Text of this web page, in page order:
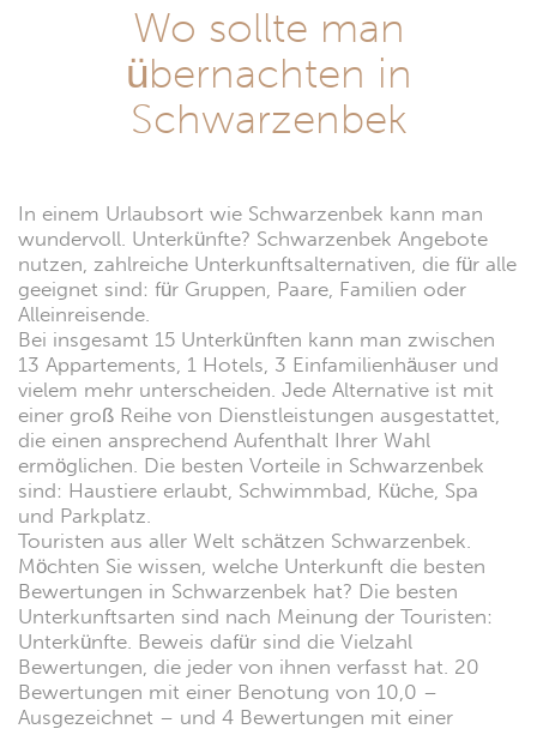
Wo sollte man
übernachten in
Schwarzenbek
In einem Urlaubsort wie Schwarzenbek kann man
wundervoll. Unterkünfte? Schwarzenbek Angebote
nutzen, zahlreiche Unterkunftsalternativen, die für alle
geeignet sind: für Gruppen, Paare, Familien oder
Alleinreisende.
Bei insgesamt 15 Unterkünften kann man zwischen
13 Appartements, 1 Hotels, 3 Einfamilienhäuser und
vielem mehr unterscheiden. Jede Alternative ist mit
einer groß Reihe von Dienstleistungen ausgestattet,
die einen ansprechend Aufenthalt Ihrer Wahl
ermöglichen. Die besten Vorteile in Schwarzenbek
sind: Haustiere erlaubt, Schwimmbad, Küche, Spa
und Parkplatz.
Touristen aus aller Welt schätzen Schwarzenbek.
Möchten Sie wissen, welche Unterkunft die besten
Bewertungen in Schwarzenbek hat? Die besten
Unterkunftsarten sind nach Meinung der Touristen:
Unterkünfte. Beweis dafür sind die Vielzahl
Bewertungen, die jeder von ihnen verfasst hat. 20
Bewertungen mit einer Benotung von 10,0 –
Ausgezeichnet – und 4 Bewertungen mit einer